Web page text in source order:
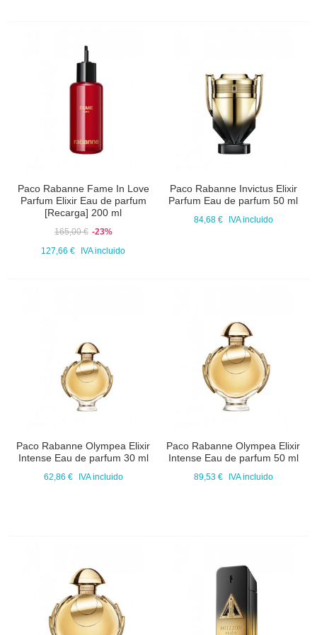
Paco Rabanne Fame In Love
Parfum Elixir Eau de parfum
[Recarga] 200 ml
165,00 € -23%
127,66 €
IVA incluido
Paco Rabanne Invictus Elixir
Parfum Eau de parfum 50 ml
84,68 € IVA incluido
Paco Rabanne Olympea Elixir
Intense Eau de parfum 30 ml
62,86 € IVA incluido
Paco Rabanne Olympea Elixir
Intense Eau de parfum 50 ml
89,53 € IVA incluido